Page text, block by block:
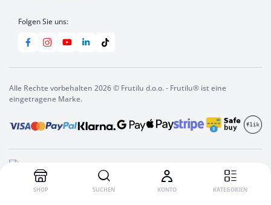
Folgen Sie uns:
Alle Rechte vorbehalten 2026 © Frutilu d.o.o. - Frutilu® ist eine
eingetragene Marke.
SHOP SUCHEN KONTO KATEGORIEN